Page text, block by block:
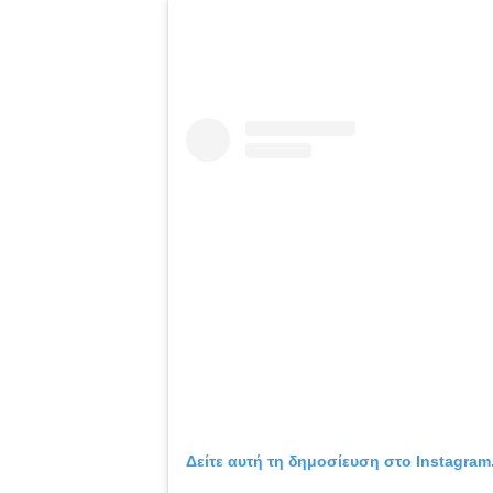
Δείτε αυτή τη δημοσίευση στο